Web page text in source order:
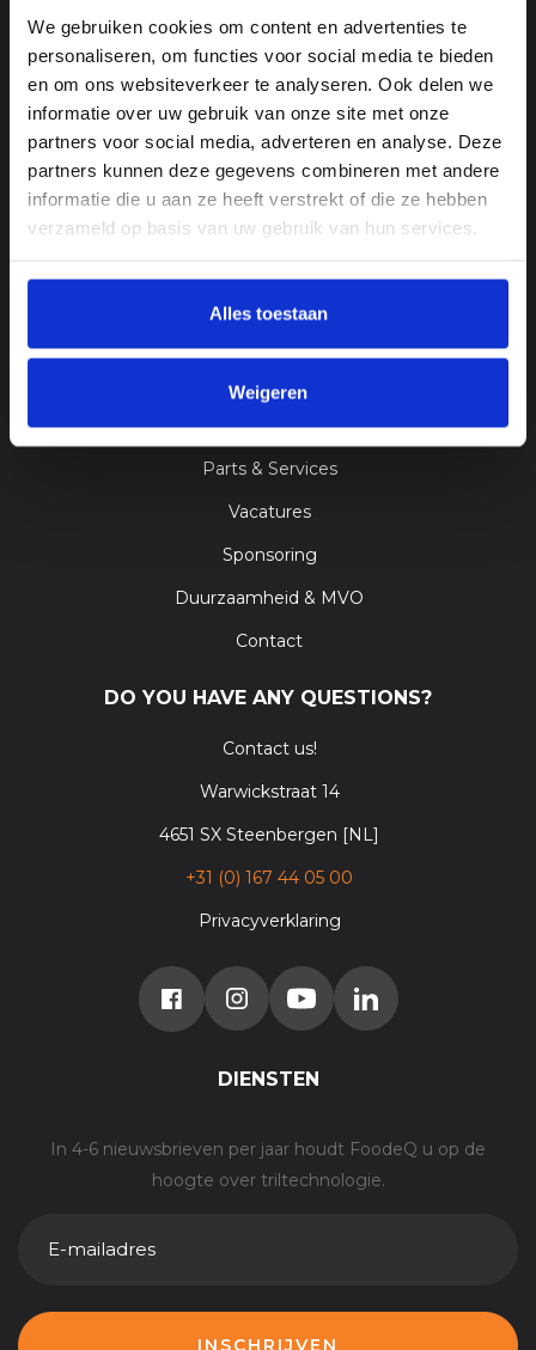
We gebruiken cookies om content en advertenties te
personaliseren, om functies voor social media te bieden
en om ons websiteverkeer te analyseren. Ook delen we
informatie over uw gebruik van onze site met onze
partners voor social media, adverteren en analyse. Deze
partners kunnen deze gegevens combineren met andere
informatie die u aan ze heeft verstrekt of die ze hebben
verzameld op basis van uw gebruik van hun services.
Alles toestaan
Weigeren
FoodeQ Engineering b.v.
Machines
Parts & Services
Vacatures
Sponsoring
Duurzaamheid & MVO
Contact
DO YOU HAVE ANY QUESTIONS?
Contact us!
Warwickstraat 14
4651 SX Steenbergen [NL]
+31 (0) 167 44 05 00
Privacyverklaring
DIENSTEN
In 4-6 nieuwsbrieven per jaar houdt FoodeQ u op de
hoogte over triltechnologie.